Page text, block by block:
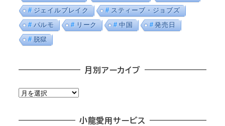
ジェイルブレイク
スティーブ・ジョブズ
パルモ
リーク 中国
発売日
脱獄
月別アーカイブ
月
小龍愛用サービス